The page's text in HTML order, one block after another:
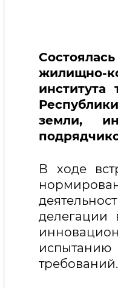
жилищно-
земли,
В ходе
делегации
требований.